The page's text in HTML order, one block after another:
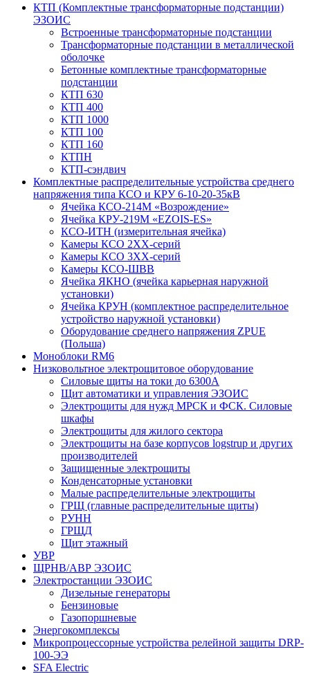
КТП (Комплектные трансформаторные подстанции)
ЭЗОИС
Встроенные трансформаторные подстанции
Трансформаторные подстанции в металлической
оболочке
Бетонные комплектные трансформаторные
подстанции
КТП 630
КТП 400
КТП 1000
КТП 100
КТП 160
КТПН
КТП-сэндвич
Комплектные распределительные устройства среднего
напряжения типа КСО и КРУ 6-10-20-35кВ
Ячейка КСО-214М «Возрождение»
Ячейка КРУ-219М «EZOIS-ES»
КСО-ИТН (измерительная ячейка)
Камеры КСО 2ХХ-серий
Камеры КСО 3ХХ-серий
Камеры КСО-ШВВ
Ячейка ЯКНО (ячейка карьерная наружной
установки)
Ячейка КРУН (комплектное распределительное
устройство наружной установки)
Оборудование среднего напряжения ZPUE
(Польша)
Моноблоки RM6
Низковольтное электрощитовое оборудование
Силовые щиты на токи до 6300А
Щит автоматики и управления ЭЗОИС
Электрощиты для нужд МРСК и ФСК. Силовые
шкафы
Электрощиты для жилого сектора
Электрощиты на базе корпусов logstrup и других
производителей
Защищенные электрощиты
Конденсаторные установки
Малые распределительные электрощиты
ГРЩ (главные распределительные щиты)
РУНН
ГРЩД
Щит этажный
УВР
ЩРНВ/АВР ЭЗОИС
Электростанции ЭЗОИС
Дизельные генераторы
Бензиновые
Газопоршневые
Энергокомплексы
Микропроцессорные устройства релейной защиты DRP-
100-ЭЭ
SFA Electric